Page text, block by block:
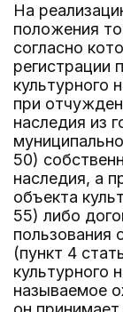
На
положения
согласно
регистрации
культурного
при
наследия из
50)
наследия, а
объекта
55) либо
пользования
(пункт 4
культурного
называемое